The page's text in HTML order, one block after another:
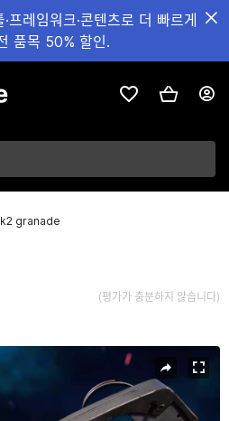
레임워크·콘텐츠로 더 빠르게
품목 50% 할인.
granade
(평가가 충분하지 않습니다)